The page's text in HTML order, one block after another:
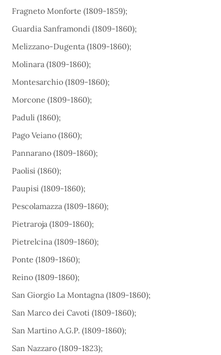
Fragneto Monforte (1809-1859);
Guardia Sanframondi (1809-1860);
Melizzano-Dugenta (1809-1860);
Molinara (1809-1860);
Montesarchio (1809-1860);
Morcone (1809-1860);
Paduli (1860);
Pago Veiano (1860);
Pannarano (1809-1860);
Paolisi (1860);
Paupisi (1809-1860);
Pescolamazza (1809-1860);
Pietraroja (1809-1860);
Pietrelcina (1809-1860);
Ponte (1809-1860);
Reino (1809-1860);
San Giorgio La Montagna (1809-1860);
San Marco dei Cavoti (1809-1860);
San Martino A.G.P. (1809-1860);
San Nazzaro (1809-1823);